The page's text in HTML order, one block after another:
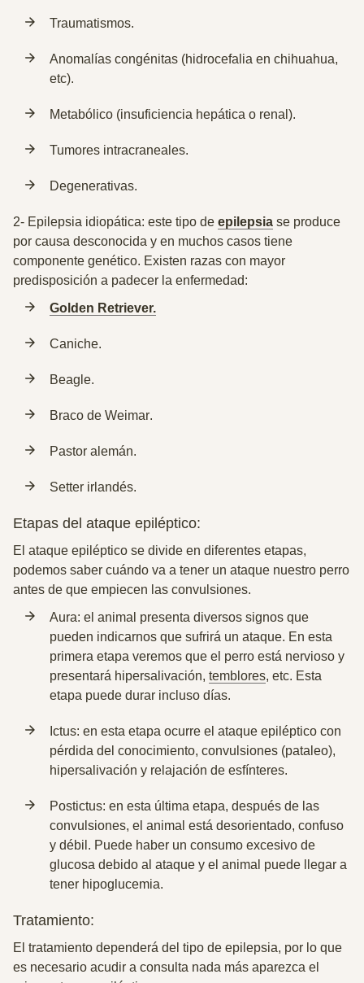
Traumatismos.
Anomalías congénitas (hidrocefalia en chihuahua,
etc).
Metabólico (insuficiencia hepática o renal).
Tumores intracraneales.
Degenerativas.
2- Epilepsia idiopática: este tipo de epilepsia se produce
por causa desconocida y en muchos casos tiene
componente genético. Existen razas con mayor
predisposición a padecer la enfermedad:
Golden Retriever.
Caniche.
Beagle.
Braco de Weimar.
Pastor alemán.
Setter irlandés.
Etapas del ataque epiléptico:
El ataque epiléptico se divide en diferentes etapas,
podemos saber cuándo va a tener un ataque nuestro perro
antes de que empiecen las convulsiones.
Aura: el animal presenta diversos signos que
pueden indicarnos que sufrirá un ataque. En esta
primera etapa veremos que el perro está nervioso y
presentará hipersalivación, temblores, etc. Esta
etapa puede durar incluso días.
Ictus: en esta etapa ocurre el ataque epiléptico con
pérdida del conocimiento, convulsiones (pataleo),
hipersalivación y relajación de esfínteres.
Postictus: en esta última etapa, después de las
convulsiones, el animal está desorientado, confuso
y débil. Puede haber un consumo excesivo de
glucosa debido al ataque y el animal puede llegar a
tener hipoglucemia.
Tratamiento:
El tratamiento dependerá del tipo de epilepsia, por lo que
es necesario acudir a consulta nada más aparezca el